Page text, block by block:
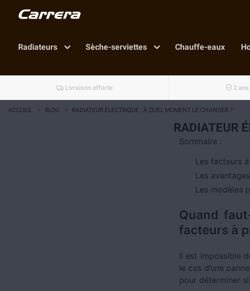
Radiateurs Sèche-serviettes Chauffe-eaux
Livraison offerte 2
ACCUEIL > BLOG > RADIATEUR ÉLECTRIQUE : À QUEL MOMENT LE CHANGER ?
RADIATEUR
Sommaire :
Les facteurs
Les
Les modèles
Quand
facteurs à
Il est impossible
le cas d’une
pour déterminer